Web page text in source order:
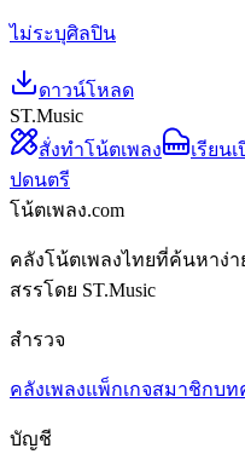
ไม่ระบุศิลปิน
ดาวน์โหลด
ST.Music
สั่งทำโน้ตเพลง
เรียน
ปดนตรี
โน้ตเพลง.com
คลังโน้ตเพลงไทยที่ค้นหาง่
สรรโดย ST.Music
สำรวจ
คลังเพลงแพ็กเกจสมาชิกบท
บัญชี